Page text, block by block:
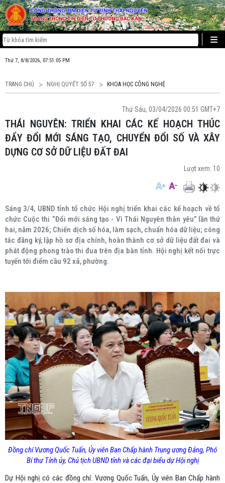
Thứ 7, 8/8/2026, 07:51:06 PM
TRANG CHỦ NGHỊ QUYẾT SỐ 57 KHOA HỌC CÔNG NGHỆ
Thứ Sáu, 03/04/2026 00:51 GMT+7
THÁI NGUYÊN: TRIỂN KHAI CÁC KẾ HOẠCH THÚC
ĐẨY ĐỔI MỚI SÁNG TẠO, CHUYỂN ĐỔI SỐ VÀ XÂY
DỰNG CƠ SỞ DỮ LIỆU ĐẤT ĐAI
Lượt xem: 10
Sáng 3/4, UBND tỉnh tổ chức Hội nghị triển khai các kế hoạch về tổ
chức Cuộc thi “Đổi mới sáng tạo - Vì Thái Nguyên thân yêu” lần thứ
hai, năm 2026; Chiến dịch số hóa, làm sạch, chuẩn hóa dữ liệu; công
tác đăng ký, lập hồ sơ địa chính, hoàn thành cơ sở dữ liệu đất đai và
phát động phong trào thi đua trên địa bàn tỉnh. Hội nghị kết nối trực
tuyến tới điểm cầu 92 xã, phường.
Đồng chí Vương Quốc Tuấn, Ủy viên Ban Chấp hành Trung ương Đảng, Phó
Bí thư Tỉnh ủy, Chủ tịch UBND tỉnh và các đại biểu dự Hội nghị
Dự Hội nghị có các đồng chí: Vương Quốc Tuấn, Ủy viên Ban Chấp hành